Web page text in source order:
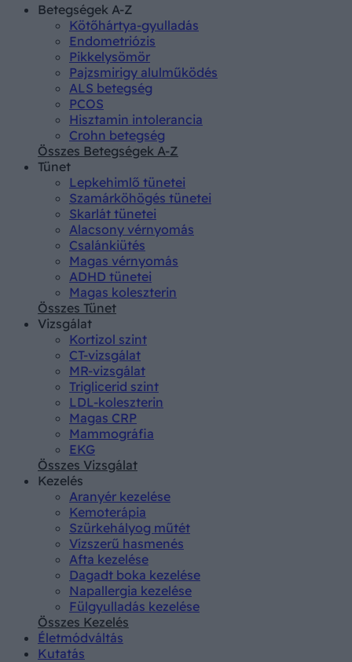
Betegségek A-Z
Kötőhártya-gyulladás
Endometriózis
Pikkelysömör
Pajzsmirigy alulműködés
ALS betegség
PCOS
Hisztamin intolerancia
Crohn betegség
Összes Betegségek A-Z
Tünet
Lepkehimlő tünetei
Szamárköhögés tünetei
Skarlát tünetei
Alacsony vérnyomás
Csalánkiütés
Magas vérnyomás
ADHD tünetei
Magas koleszterin
Összes Tünet
Vizsgálat
Kortizol szint
CT-vizsgálat
MR-vizsgálat
Triglicerid szint
LDL-koleszterin
Magas CRP
Mammográfia
EKG
Összes Vizsgálat
Kezelés
Aranyér kezelése
Kemoterápia
Szürkehályog műtét
Vízszerű hasmenés
Afta kezelése
Dagadt boka kezelése
Napallergia kezelése
Fülgyulladás kezelése
Összes Kezelés
Életmódváltás
Kutatás